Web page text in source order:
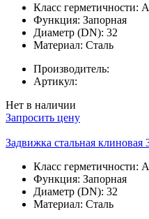
Класс герметичности:
Функция: Запорная
Диаметр (DN): 32
Материал: Сталь
Производитель:
Артикул:
Нет в наличии
Запросить цену
Задвижка стальная
Класс герметичности:
Функция: Запорная
Диаметр (DN): 32
Материал: Сталь